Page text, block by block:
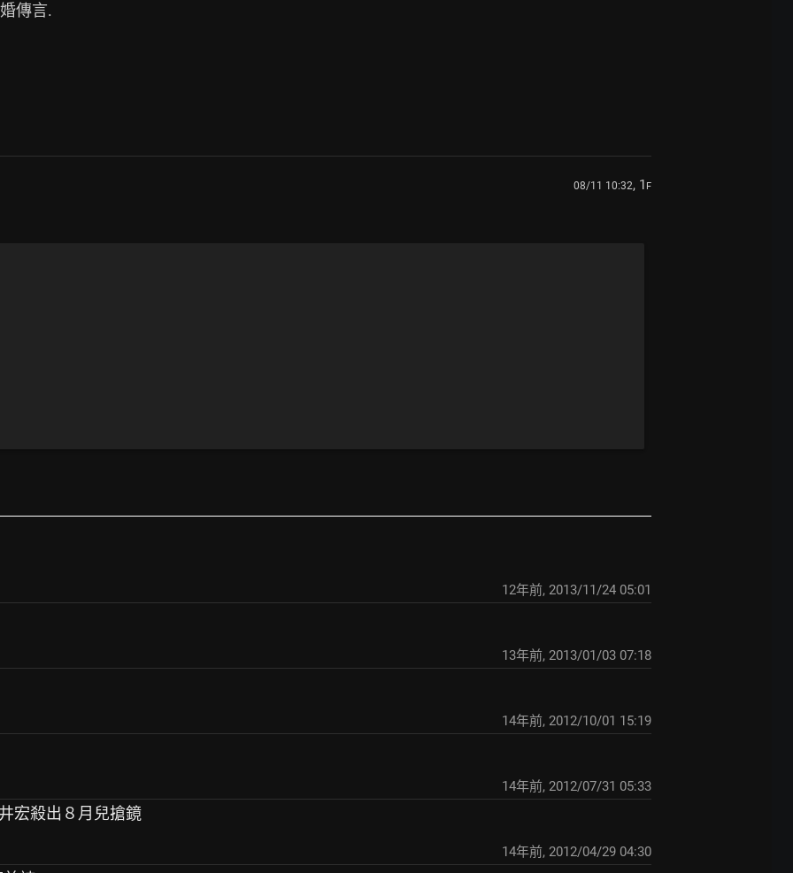
傳言.
08/11 10:32, 1 F
12年前, 2013/11/24 05:01
13年前, 2013/01/03 07:18
14年前, 2012/10/01 15:19
14年前, 2012/07/31 05:33
宏殺出８月兒搶鏡
14年前, 2012/04/29 04:30